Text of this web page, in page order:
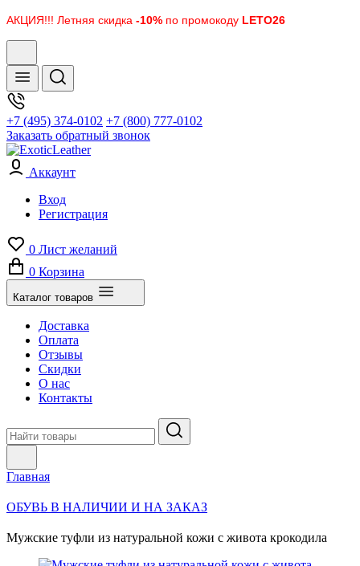
АКЦИЯ!!! Летняя скидка -10% по промокоду LETO26
+7 (495) 374-0102 +7 (800) 777-0102
Заказать обратный звонок
Аккаунт
Вход
Регистрация
0 Лист желаний
0 Корзина
Каталог товаров
Доставка
Оплата
Отзывы
Скидки
О нас
Контакты
Главная
ОБУВЬ В НАЛИЧИИ И НА ЗАКАЗ
Мужские туфли из натуральной кожи с живота крокодила